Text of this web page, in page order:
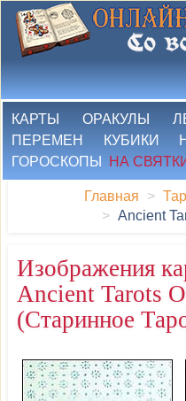
КАРТЫ ОРАКУЛЫ
ПЕРЕМЕН
КУБИКИ
ГОРОСКОПЫ
НА
Главная
Ancient
Изображения
Ancient Tarots
(Старинное